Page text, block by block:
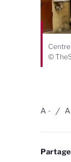
©
-
A A